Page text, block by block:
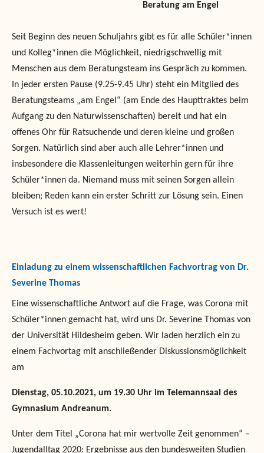
Beratung am Engel
Seit Beginn des neuen Schuljahrs gibt es für alle Schüler*innen
und Kolleg*innen die Möglichkeit, niedrigschwellig mit
Menschen aus dem Beratungsteam ins Gespräch zu kommen.
In jeder ersten Pause (9.25-9.45 Uhr) steht ein Mitglied des
Beratungsteams „am Engel“ (am Ende des Haupttraktes beim
Aufgang zu den Naturwissenschaften) bereit und hat ein
offenes Ohr für Ratsuchende und deren kleine und großen
Sorgen. Natürlich sind aber auch alle Lehrer*innen und
insbesondere die Klassenleitungen weiterhin gern für ihre
Schüler*innen da. Niemand muss mit seinen Sorgen allein
bleiben; Reden kann ein erster Schritt zur Lösung sein. Einen
Versuch ist es wert!
Einladung zu einem wissenschaftlichen Fachvortrag von Dr.
Severine Thomas
Eine wissenschaftliche Antwort auf die Frage, was Corona mit
Schüler*innen gemacht hat, wird uns Dr. Severine Thomas von
der Universität Hildesheim geben. Wir laden herzlich ein zu
einem Fachvortag mit anschließender Diskussionsmöglichkeit
am
Dienstag, 05.10.2021, um 19.30 Uhr im Telemannsaal des
Gymnasium Andreanum.
Unter dem Titel „Corona hat mir wertvolle Zeit genommen“ –
Jugendalltag 2020: Ergebnisse aus den bundesweiten Studien